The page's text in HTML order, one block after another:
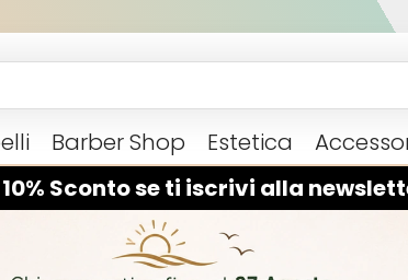
10% Sconto se ti iscrivi alla
Barber Shop Estetica